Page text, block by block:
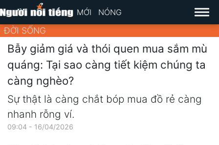
MỚI NÓNG
ĐỜI SỐNG
Bẫy giảm giá và thói quen mua sắm mù
quáng: Tại sao càng tiết kiệm chúng ta
càng nghèo?
Sự thật là càng chắt bóp mua đồ rẻ càng
nhanh rỗng ví.
09:04 - 16/04/2026